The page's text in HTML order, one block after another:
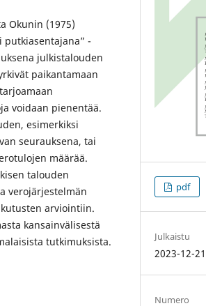
Okunin (1975)
putkiasentajana” -
julkistalouden
paikantamaan
voidaan pienentää.
esimerkiksi
seurauksena, tai
määrää.
talouden
verojärjestelmän
arviointiin.
kansainvälisestä
tutkimuksista.
pdf
Julkaistu
2023-12-21
Numero